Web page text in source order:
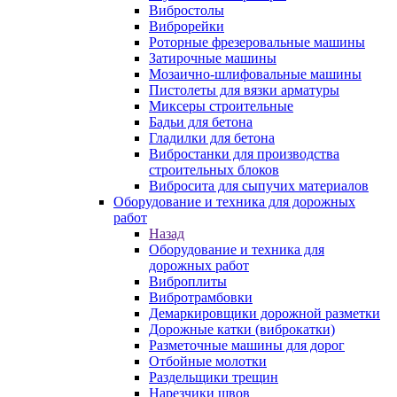
Вибростолы
Виброрейки
Роторные фрезеровальные машины
Затирочные машины
Мозаично-шлифовальные машины
Пистолеты для вязки арматуры
Миксеры строительные
Бадьи для бетона
Гладилки для бетона
Вибростанки для производства
строительных блоков
Вибросита для сыпучих материалов
Оборудование и техника для дорожных
работ
Назад
Оборудование и техника для
дорожных работ
Виброплиты
Вибротрамбовки
Демаркировщики дорожной разметки
Дорожные катки (виброкатки)
Разметочные машины для дорог
Отбойные молотки
Раздельщики трещин
Нарезчики швов